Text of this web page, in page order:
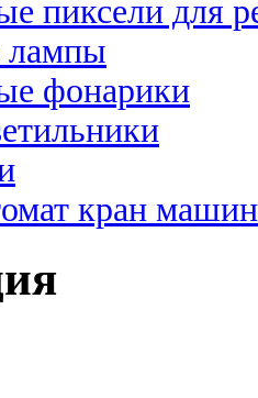
пиксели для
лампы
фонарики
кран